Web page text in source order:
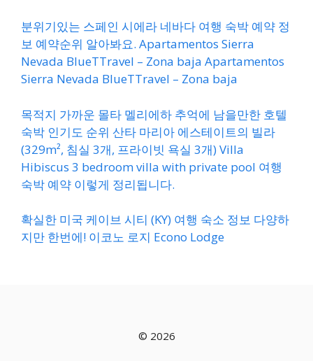
분위기있는 스페인 시에라 네바다 여행 숙박 예약 정
보 예약순위 알아봐요. Apartamentos Sierra
Nevada BlueTTravel – Zona baja Apartamentos
Sierra Nevada BlueTTravel – Zona baja
목적지 가까운 몰타 멜리에하 추억에 남을만한 호텔
숙박 인기도 순위 산타 마리아 에스테이트의 빌라
(329m², 침실 3개, 프라이빗 욕실 3개) Villa
Hibiscus 3 bedroom villa with private pool 여행
숙박 예약 이렇게 정리됩니다.
확실한 미국 케이브 시티 (KY) 여행 숙소 정보 다양하
지만 한번에! 이코노 로지 Econo Lodge
© 2026